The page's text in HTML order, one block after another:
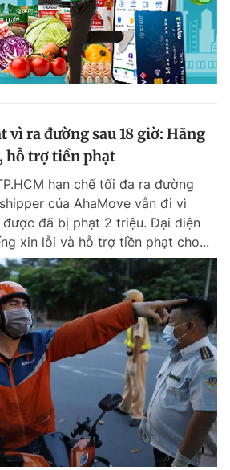
vì ra đường sau 18 giờ: Hãng
hỗ trợ tiền phạt
hạn chế tối đa ra đường
của AhaMove vẫn đi vì
đã bị phạt 2 triệu. Đại diện
xin lỗi và hỗ trợ tiền phạt cho...